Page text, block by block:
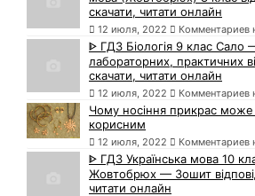
скачати, читати онлайн
12 июля, 2022 Комментариев
ᐈ ГДЗ Біологія 9 клас Сало
лабораторних, практичних
скачати, читати онлайн
12 июля, 2022 Комментариев
Чому носіння прикрас може
корисним
12 июля, 2022 Комментариев
ᐈ ГДЗ Українська мова 10
Жовтобрюх — Зошит
читати онлайн